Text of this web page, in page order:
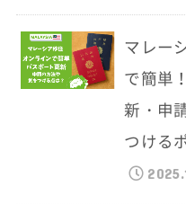
マレー
で簡単
新・申
つける